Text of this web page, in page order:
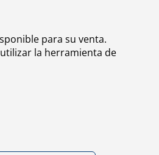
para su venta.
la herramienta de